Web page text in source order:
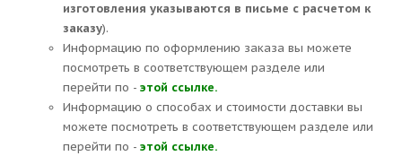
изготовления указываются в письме с расчетом к
заказу).
Информацию по оформлению заказа вы можете
посмотреть в соответствующем разделе или
перейти по - этой ссылке.
Информацию о способах и стоимости доставки вы
можете посмотреть в соответствующем разделе или
перейти по - этой ссылке.